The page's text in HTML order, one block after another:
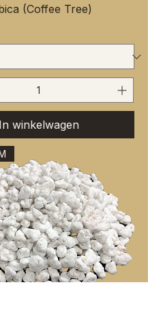
(Coffee Tree)
In winkelwagen